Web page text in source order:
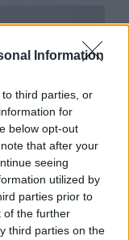
Information
third parties, or
for
below opt-out
that after your
seeing
utilized by
parties prior to
of the further
third parties on the